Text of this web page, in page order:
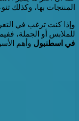
المنتجات بها، وكذلك
وإذا كنت ترغب في
للملابس أو الجملة،
في اسطنبول وأهم